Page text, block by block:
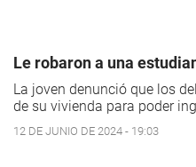
Le robaron a una
La joven denunció que los
de su vivienda para poder
12 DE JUNIO DE 2024 - 19:03